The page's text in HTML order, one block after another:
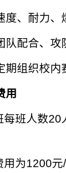
度、耐力、
队配合、攻
期组织校内
用
每班人数20
用为1200